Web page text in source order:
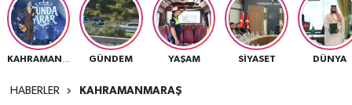
GÜNDEM YAŞAM SIYASET DÜNYA
HABERLER KAHRAMANMARAŞ
Eğitim
Ekonomi
Güncel
Namaz Vakitleri
Trafik Durumu
Süper Lig Puan Durumu ve Fikstür